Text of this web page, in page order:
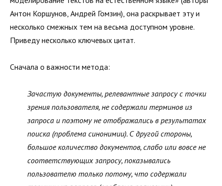
Антон Коршунов, Андрей Гомзин), она раскрывает эту и
несколько смежных тем на весьма доступном уровне.
Приведу несколько ключевых цитат.
Сначала о важности метода:
Зачастую документы, релевантные запросу с точки
зрения пользователя, не содержали терминов из
запроса и поэтому не отображались в результатах
поиска (проблема синонимии). С другой стороны,
большое количество документов, слабо или вовсе не
соответствующих запросу, показывались
пользователю только потому, что содержали